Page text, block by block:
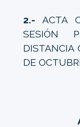
2.- ACTA
SESIÓN
DISTANCIA
DE